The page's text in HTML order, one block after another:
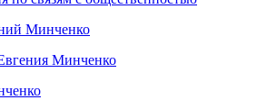
Минченко
Минченко